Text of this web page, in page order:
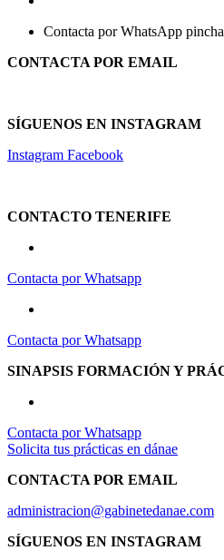
Contacta por WhatsApp
CONTACTA POR EMAIL
SÍGUENOS EN INSTAGRAM
Instagram Facebook
CONTACTO TENERIFE
Contacta por Whatsapp
Contacta por Whatsapp
SINAPSIS FORMACIÓN Y
Contacta por Whatsapp
Solicita tus prácticas en dánae
CONTACTA POR EMAIL
administracion@gabinetedanae.com
SÍGUENOS EN INSTAGRAM